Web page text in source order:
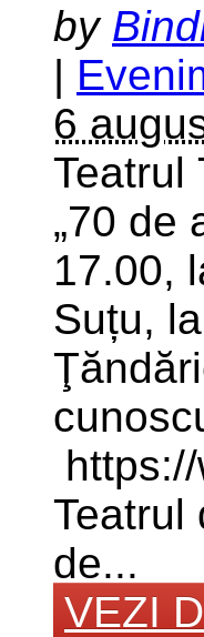
by
|
6
Teatrul
„70 de
17.00,
Suțu,
Teatrul
de...
VEZI